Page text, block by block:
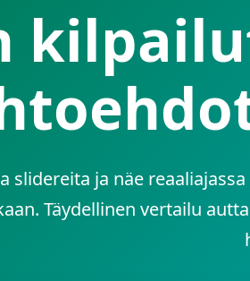
slidereita ja näe
Täydellinen vertailu